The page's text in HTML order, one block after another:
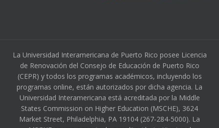
La Universidad Interamericana de Puerto Rico posee Licencia
de Renovación del Consejo de Educación de Puerto Rico
(CEPR) y todos los programas académicos, incluyendo los
programas online, están autorizados por dicha agencia. La
Universidad Interamericana está acreditada por la Middle
States Commission on Higher Education (MSCHE), 3624
Market Street, Philadelphia, PA 19104 (267-284-5000). La